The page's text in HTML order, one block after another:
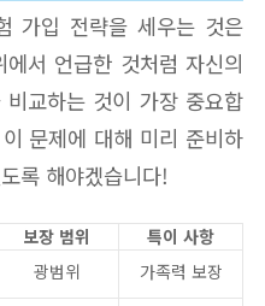
가입 전략을 세우는 것은
서 언급한 것처럼 자신의
교하는 것이 가장 중요합
문제에 대해 미리 준비하
록 해야겠습니다!
보장 범위
특이 사항
광범위
가족력 보장